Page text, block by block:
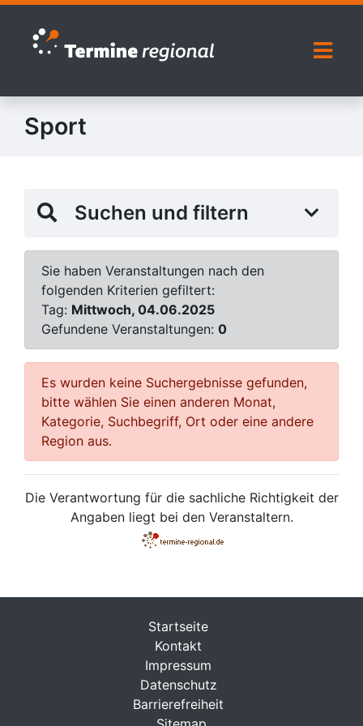
Zur Navigation springen
Zum Inhalt springen
Sport
Suchen und filtern
Sie haben Veranstaltungen nach den
folgenden Kriterien gefiltert:
Tag: Mittwoch, 04.06.2025
Gefundene Veranstaltungen: 0
Es wurden keine Suchergebnisse gefunden,
bitte wählen Sie einen anderen Monat,
Kategorie, Suchbegriff, Ort oder eine andere
Region aus.
Die Verantwortung für die sachliche Richtigkeit der
Angaben liegt bei den Veranstaltern.
Startseite
Kontakt
Impressum
Datenschutz
Barrierefreiheit